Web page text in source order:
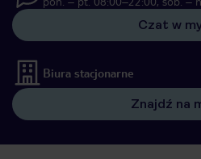
Czat w
Biura stacjonarne
Znajdź na